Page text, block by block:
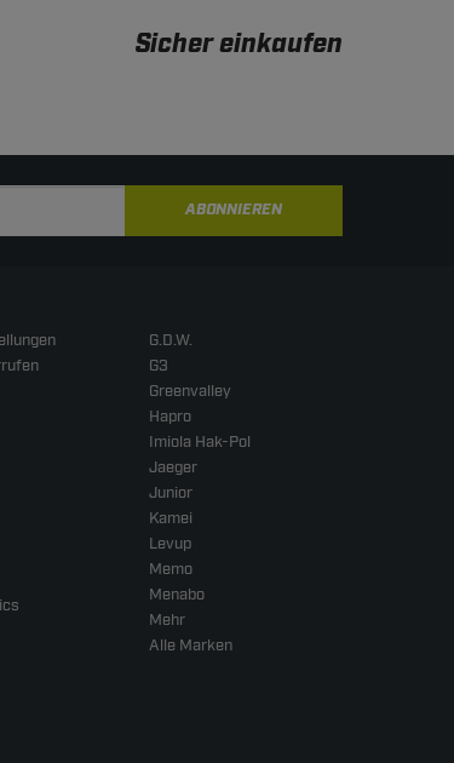
Sicher einkaufen
ABONNIEREN
G.D.W.
G3
Greenvalley
Hapro
Imiola Hak-Pol
Jaeger
Junior
Kamei
Levup
Memo
Menabo
Mehr
Alle Marken